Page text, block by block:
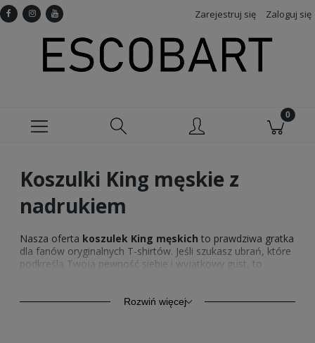
Zarejestruj się Zaloguj się
Koszulki King męskie z
nadrukiem
Nasza oferta koszulek King męskich to prawdziwa gratka
dla fanów oryginalnych T-shirtów. Jeśli szukasz ubrań, które
podkreślą Twoją pewność siebie i wyjątkowy gust, to
wyraz męskiego stylu.
Rozwiń więcej